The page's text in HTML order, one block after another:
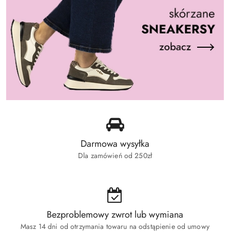
Darmowa wysyłka
Dla zamówień od 250zł
Bezproblemowy zwrot lub wymiana
Masz 14 dni od otrzymania towaru na odstąpienie od umowy